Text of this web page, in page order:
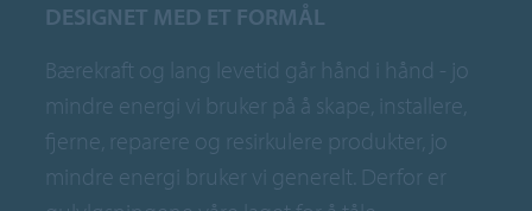
DESIGNET MED ET FORMÅL
Bærekraft og lang levetid går hånd i hånd - jo
mindre energi vi bruker på å skape, installere,
fjerne, reparere og resirkulere produkter, jo
mindre energi bruker vi generelt. Derfor er